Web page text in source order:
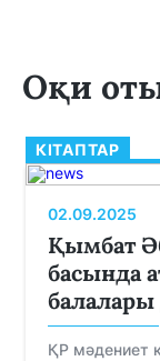
Оқи
КІТАПТАР
02.09.2025
Қымбат
басында
балалары
ҚР мәдениет